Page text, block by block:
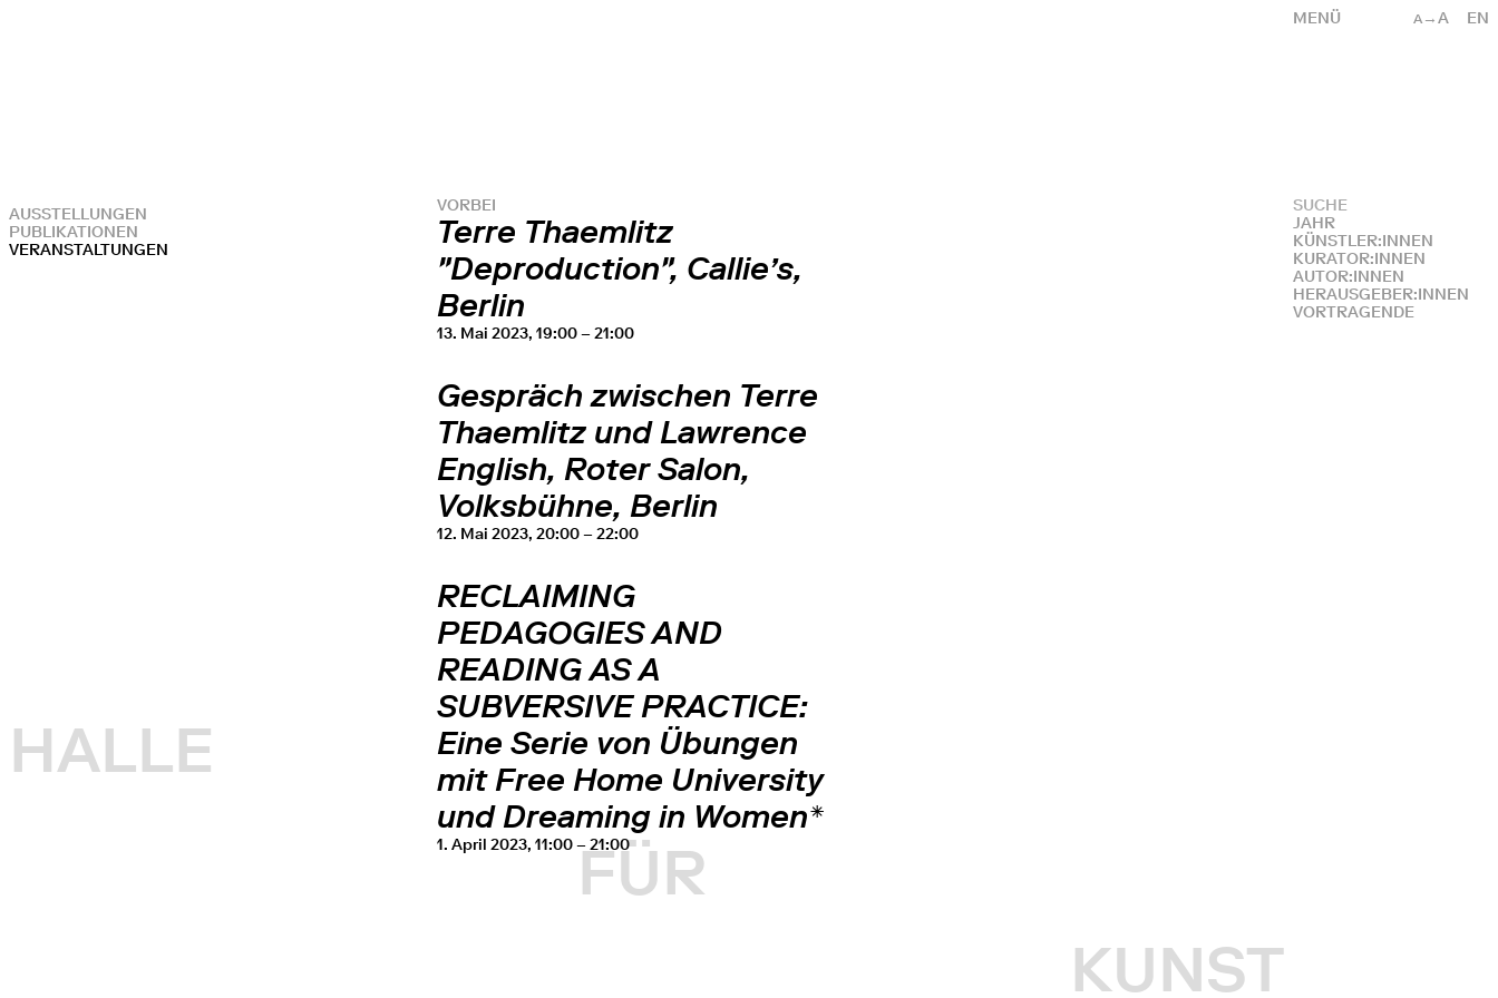
A →A EN
MENÜ
HALLE
FÜR
KUNST
AUSSTELLUNGEN
PUBLIKATIONEN
VERANSTALTUNGEN
JAHR
KÜNSTLER:INNEN
KURATOR:INNEN
AUTOR:INNEN
HERAUSGEBER:INNEN
VORTRAGENDE
VORBEI
Terre Thaemlitz
"Deproduction", Callie’s,
Berlin
13. Mai 2023, 19:00 – 21:00
Gespräch zwischen Terre
Thaemlitz und Lawrence
English, Roter Salon,
Volksbühne, Berlin
12. Mai 2023, 20:00 – 22:00
RECLAIMING
PEDAGOGIES AND
READING AS A
SUBVERSIVE PRACTICE:
Eine Serie von Übungen
mit Free Home University
und Dreaming in Women*
1. April 2023, 11:00 – 21:00